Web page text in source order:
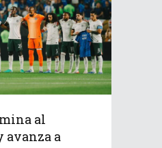
al
avanza a